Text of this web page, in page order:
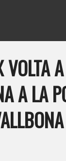
A LA